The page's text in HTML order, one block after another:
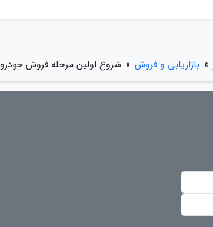
» بازاریابی و فروش » شروع اولین مرحله فروش خودرو 212